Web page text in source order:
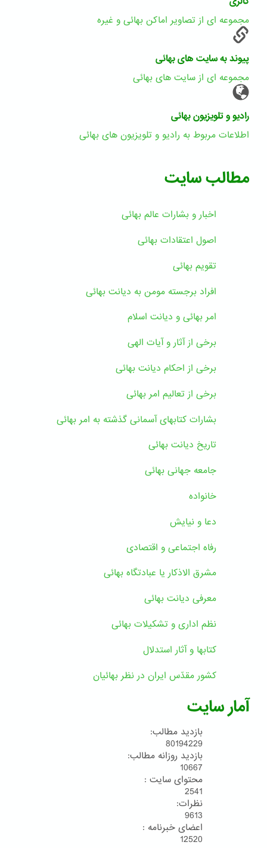
مجموعه ای از تصاویر اماکن بهائی و غیره
پیوند به سایت های بهائی
مجموعه ای از سایت های بهائی
رادیو و تلویزیون بهائی
اطلاعات مربوط به رادیو و تلویزیون های بهائی
مطالب سایت
اخبار و بشارات عالم بهائى
اصول اعتقادات بهائی
تقویم بهائی
افراد برجسته مومن به دیانت بهائی
امر بهائی و دیانت اسلام
برخی از آثار و آیات الهی
برخی از احکام دیانت بهائی
برخی از تعالیم امر بهائی
بشارات کتابهای آسمانی گذشته به امر بهائی
تاریخ دیانت بهائی
جامعه جهانی بهائی
خانواده
دعا و نیایش
رفاه اجتماعی و اقتصادی
مشرق الاذکار یا عبادتگاه بهائی
معرفی دیانت بهائی
نظم اداری و تشکیلات بهائی
کتابها و آثار استدلال
کشور مقدّس ایران در نظر بهائیان
آمار سایت
بازدید مطالب:
80194229
بازدید روزانه مطالب:
10667
محتوای سایت :
2541
نظرات:
9613
اعضای خبرنامه :
12520